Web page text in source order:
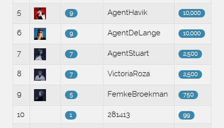
5 9 AgentHavik 10,000
6 9 AgentDeLange 10,000
7 7 AgentStuart 2,500
8 7 VictoriaRoza 2,500
9 5 FemkeBroekman 750
10 1 281413 99